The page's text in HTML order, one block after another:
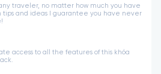
traveler, no matter how much you have
tips and ideas I guarantee you have never
access to all the features of this khóa